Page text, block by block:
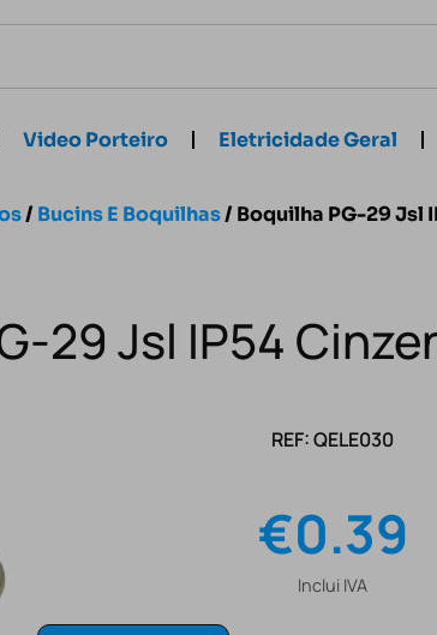
Video Porteiro Eletricidade Geral
/ Bucins E Boquilhas/ Boquilha PG-29 Jsl
29 Jsl IP54
REF: QELE030
€0.39
Inclui IVA